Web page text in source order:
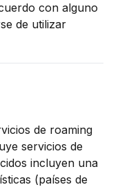
con alguno
de utilizar
de roaming
servicios de
incluyen una
(países de